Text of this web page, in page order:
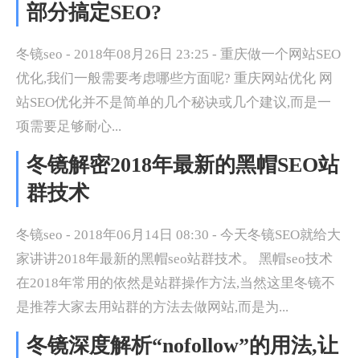
部分搞定SEO?
冬镜seo - 2018年08月26日 23:25 - 重庆做一个网站SEO
优化,我们一般需要考虑哪些方面呢? 重庆网站优化 网
站SEO优化并不是简单的几个秘诀或几个建议,而是一
项需要足够耐心...
冬镜解密2018年最新的黑帽SEO站
群技术
冬镜seo - 2018年06月14日 08:30 - 今天冬镜SEO就给大
家讲讲2018年最新的黑帽seo站群技术。 黑帽seo技术
在2018年常用的依然是站群操作方法,当然这里冬镜不
是推荐大家去用站群的方法去做网站,而是为...
冬镜深度解析“nofollow”的用法,让